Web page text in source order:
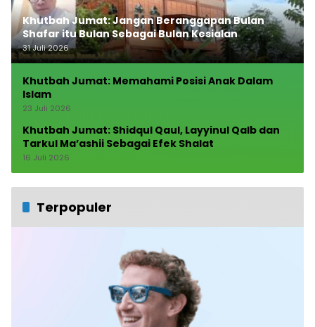
Khutbah Jumat: Jangan Beranggapan Bulan
Shafar itu Bulan Sebagai Bulan Kesialan
31 Juli 2026
Khutbah Jumat: Memahami Posisi Anak Dalam
Islam
23 Juli 2026
Khutbah Jumat: Shidqul Qaul, Layyinul Qalb dan
Tarkul Ma’ashii Sebagai Efek Shalat
16 Juli 2026
Terpopuler